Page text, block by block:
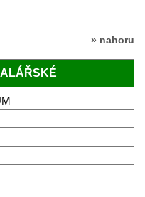
» nahoru